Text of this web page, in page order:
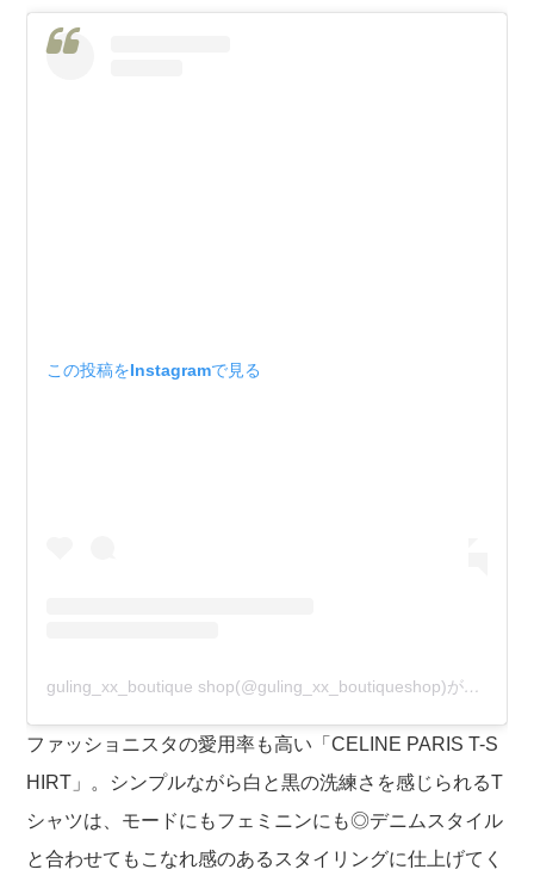
この投稿をInstagramで見る
guling_xx_boutique shop(@guling_xx_boutiqueshop)がシェアした投稿
ファッショニスタの愛用率も高い「CELINE PARIS T-S
HIRT」。シンプルながら白と黒の洗練さを感じられるT
シャツは、モードにもフェミニンにも◎デニムスタイル
と合わせてもこなれ感のあるスタイリングに仕上げてく